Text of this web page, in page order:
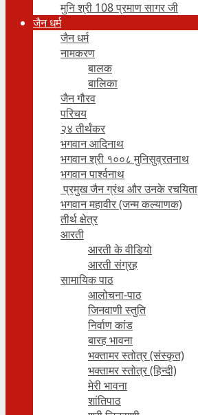
मुनि श्री 108 प्रमाण सागर जी
जैन धर्म
जैन धर्म
नामकरण
बालक
बालिका
जैन गौरव
परिचय
२४ तीर्थंकर
भगवान आदिनाथ
भगवान श्री १००८ मुनिसुव्रतनाथ
भगवान पार्श्वनाथ
प्रमुख जैन ग्रंथ और उनके रचयिता
भगवान महावीर (जन्म कल्याणक)
तीर्थ क्षेत्र
आरती
आरती के वीडियो
आरती संग्रह
सामायिक पाठ
आलोचना-पाठ
जिनवाणी स्तुति
निर्वाण कांड
बारह भावना
भक्तामर स्तोत्र (संस्कृत)
भक्तामर स्तोत्र (हिन्दी)
मेरी भावना
शांतिपाठ